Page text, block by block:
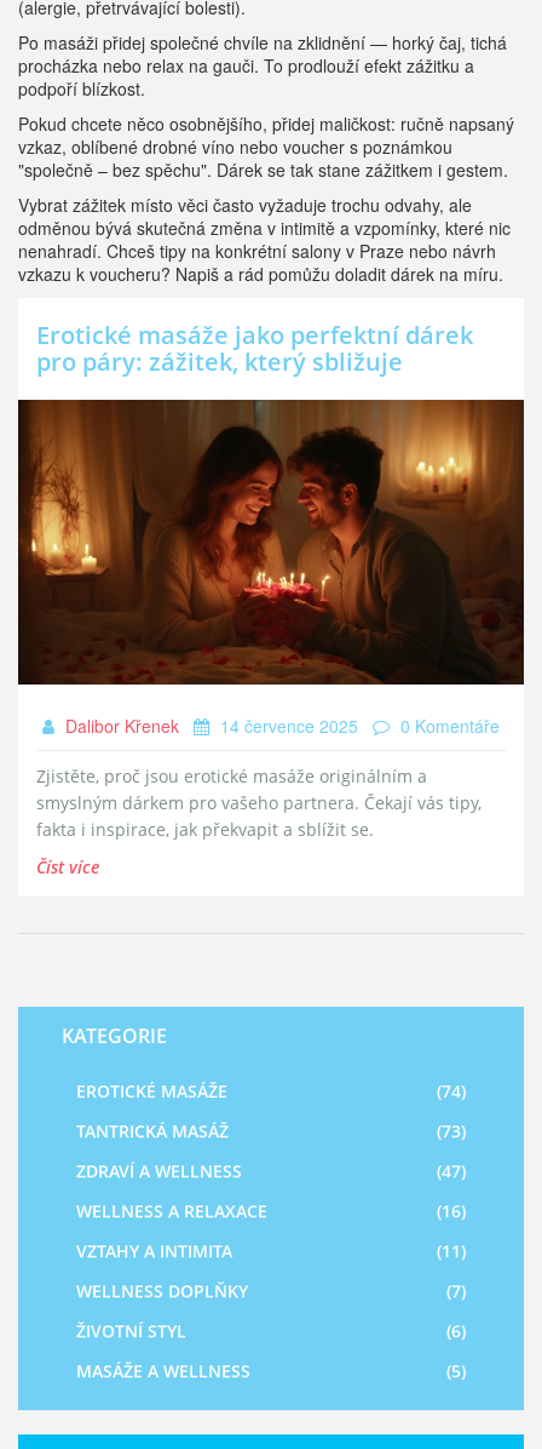
(alergie, přetrvávající bolesti).
Po masáži přidej společné chvíle na zklidnění — horký čaj, tichá
procházka nebo relax na gauči. To prodlouží efekt zážitku a
podpoří blízkost.
Pokud chcete něco osobnějšího, přidej maličkost: ručně napsaný
vzkaz, oblíbené drobné víno nebo voucher s poznámkou
"společně – bez spěchu". Dárek se tak stane zážitkem i gestem.
Vybrat zážitek místo věci často vyžaduje trochu odvahy, ale
odměnou bývá skutečná změna v intimitě a vzpomínky, které nic
nenahradí. Chceš tipy na konkrétní salony v Praze nebo návrh
vzkazu k voucheru? Napiš a rád pomůžu doladit dárek na míru.
Erotické masáže jako perfektní dárek
pro páry: zážitek, který sbližuje
Dalibor Křenek 14 července 2025 0 Komentáře
Zjistěte, proč jsou erotické masáže originálním a
smyslným dárkem pro vašeho partnera. Čekají vás tipy,
fakta i inspirace, jak překvapit a sblížit se.
Číst více
KATEGORIE
EROTICKÉ MASÁŽE
(74)
TANTRICKÁ MASÁŽ
(73)
ZDRAVÍ A WELLNESS
(47)
WELLNESS A RELAXACE
(16)
VZTAHY A INTIMITA
(11)
WELLNESS DOPLŇKY
(7)
ŽIVOTNÍ STYL
(6)
MASÁŽE A WELLNESS
(5)